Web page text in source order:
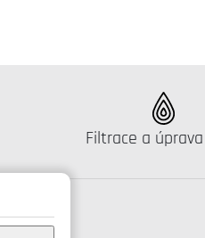
Katalog:
Filtrace a